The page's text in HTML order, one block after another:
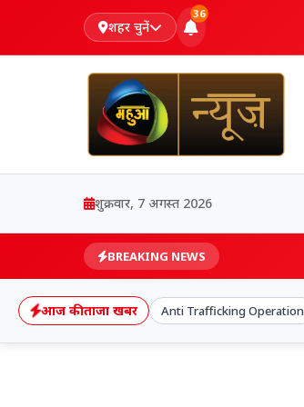
शहर चुनें
36
शुक्रवार, 7 अगस्त 2026
BREAKING NEWS
आज की ताजा खबर Anti Trafficking Operation